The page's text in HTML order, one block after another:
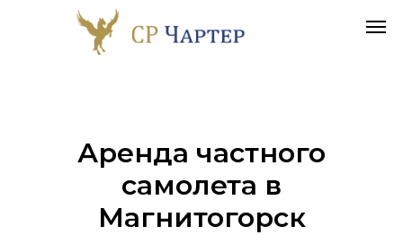
Аренда частного
самолета в
Магнитогорск